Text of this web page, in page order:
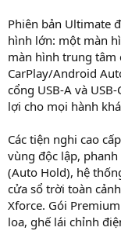
Phiên bản Ultimate
hình lớn: một màn
màn hình trung tâm
CarPlay/Android
cổng USB-A và
lợi cho mọi hành
Các tiện nghi cao
vùng độc lập,
(Auto Hold), hệ
cửa sổ trời toàn
Xforce. Gói
loa, ghế lái chỉnh